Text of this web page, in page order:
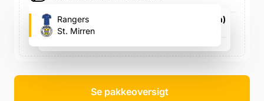
Ibrox Stadium (Rangers FC's fodboldstadion)
150 Edmiston Drive, 150 Edmiston Drive
Rangers
St. Mirren
Se pakkeoversigt